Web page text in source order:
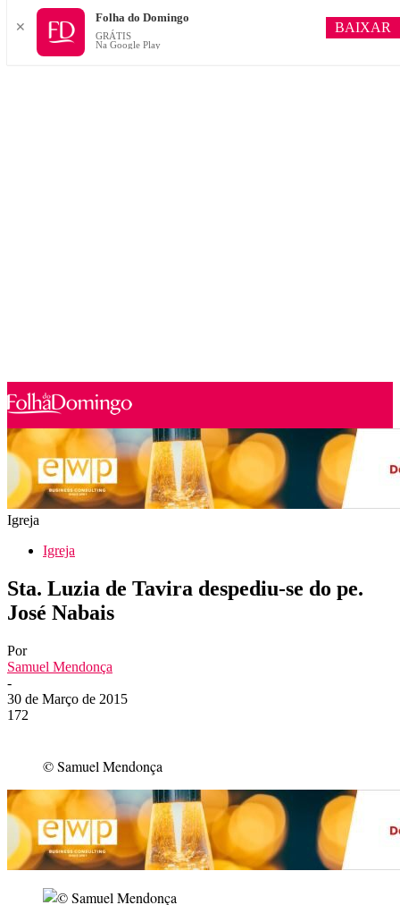
Igreja
Igreja
Sta. Luzia de Tavira despediu-se do pe.
José Nabais
Por
Samuel Mendonça
-
30 de Março de 2015
172
© Samuel Mendonça
✕
Folha do Domingo
GRÁTIS
Na Google Play
BAIXAR